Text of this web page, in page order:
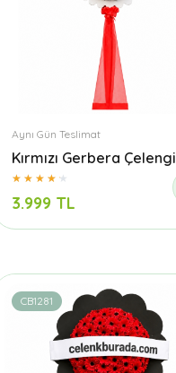
Aynı Gün Teslimat
Kırmızı Gerbera Çelengi
3.999 TL
CB1281